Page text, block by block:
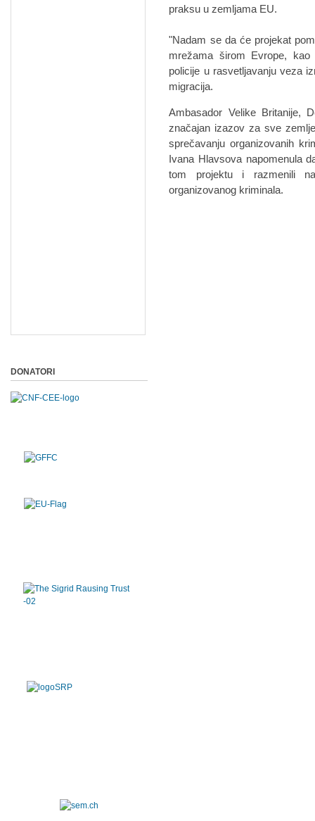
praksu u zemljama EU.
"Nadam se da će projekat
mrežama širom Evrope,
policije u rasvetljavanju veza
migracija.
Ambasador Velike Britanije,
značajan izazov za sve
sprečavanju organizovanih
Ivana Hlavsova napomenula
tom projektu i razmenili
organizovanog kriminala.
DONATORI